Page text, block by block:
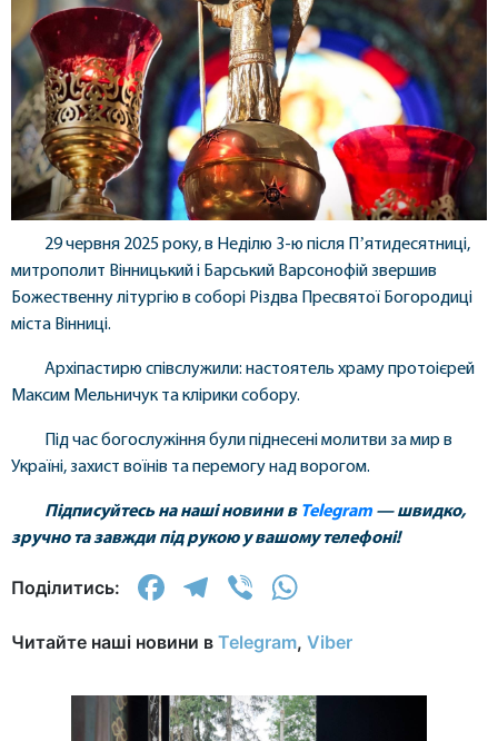
29 червня 2025 року, в Неділю 3-ю після Пʼятидесятниці,
митрополит Вінницький і Барський Варсонофій звершив
Божественну літургію в соборі Різдва Пресвятої Богородиці
міста Вінниці.
Архіпастирю співслужили: настоятель храму протоієрей
Максим Мельничук та клірики собору.
Під час богослужіння були піднесені молитви за мир в
Україні, захист воїнів та перемогу над ворогом.
Підписуйтесь на наші новини в Telegram — швидко,
зручно та завжди під рукою у вашому телефоні!
Поділитись: Facebook
Telegram
Viber
Читайте наші новини в Telegram, Viber